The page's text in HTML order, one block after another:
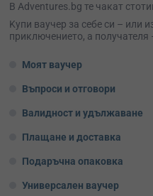
В Adventures.bg те чакат
Kупи ваучер за себе си – или
приключението, а получателя
Моят ваучер
Въпроси и отговори
Валидност и удължаване
Плащане и доставка
Подаръчна опаковка
Универсален ваучер